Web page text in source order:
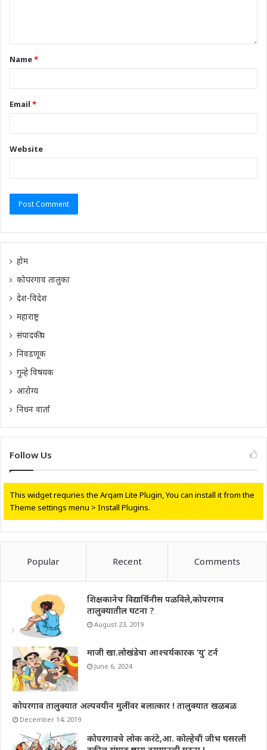
Name*
Email *
Website
होम
कोपरगाव तालुका
देश-विदेश
महाराष्ट्र
संपादकीय
निवडणूक
गुन्हे विषयक
आरोग्य
निधन वार्ता
Follow Us
This widget requries the Arqam Lite Plugin, You can install it from the
Theme settings menu > Install Plugins.
Popular Recent Comments
शिक्षकानेच विद्यार्थिनीस पळविले,कोपरगाव
तालुक्यातील घटना ?
August 23, 2019
माजी खा.लोखंडेचा आश्चर्यकारक ‘यु’ टर्न
June 6, 2024
कोपरगाव तालुक्यात अल्पवयीन मुलींवर बलात्कार ! तालुक्यात खळबळ
December 14, 2019
कोपरगावचे लोक करंटे,आ. कोल्हेची जीभ घसरली